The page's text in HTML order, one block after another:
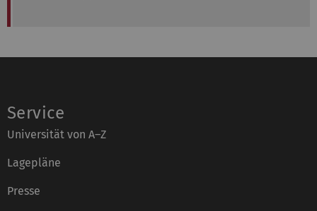
Service
Universität von A–Z
Lagepläne
Presse